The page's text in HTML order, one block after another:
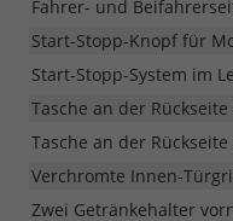
Fahrer- und
Start-Stopp-Knopf für
Start-Stopp-System im
Tasche an der
Tasche an der
Verchromte Innen-
Zwei Getränkehalter